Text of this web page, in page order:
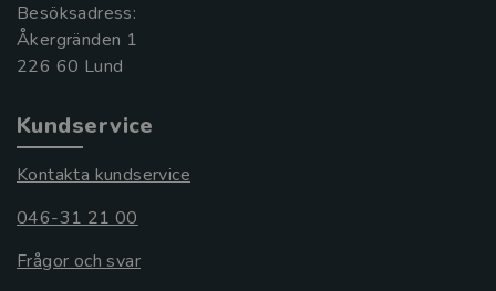
Besöksadress:
Åkergränden 1
Kundservice
Kontakta kundservice
046-31 21 00
Frågor och svar